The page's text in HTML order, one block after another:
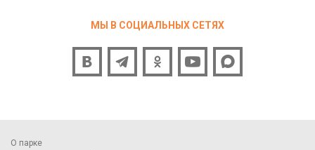
МЫ В СОЦИАЛЬНЫХ СЕТЯХ
О парке